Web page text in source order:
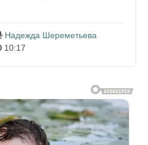
Надежда Шереметьева
10:17